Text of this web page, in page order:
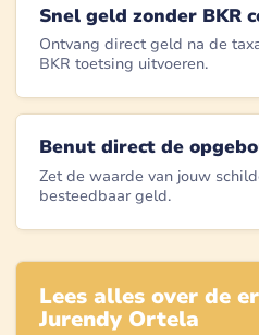
Snel geld zonder BKR
Ontvang direct geld na de
BKR toetsing uitvoeren.
Benut direct de
Zet de waarde van jouw
besteedbaar geld.
Lees alles over de
Jurendy Ortela